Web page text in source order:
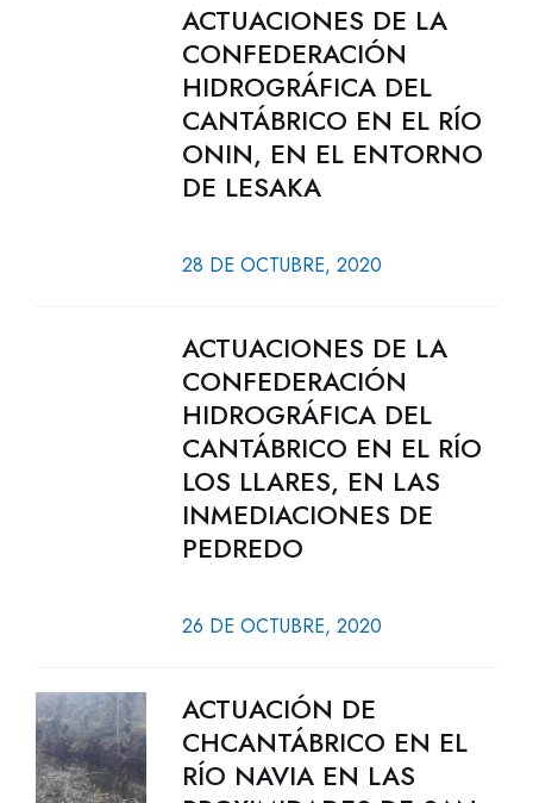
ACTUACIONES DE LA
CONFEDERACIÓN
HIDROGRÁFICA DEL
CANTÁBRICO EN EL RÍO
ONIN, EN EL ENTORNO
DE LESAKA
28 DE OCTUBRE, 2020
ACTUACIONES DE LA
CONFEDERACIÓN
HIDROGRÁFICA DEL
CANTÁBRICO EN EL RÍO
LOS LLARES, EN LAS
INMEDIACIONES DE
PEDREDO
26 DE OCTUBRE, 2020
ACTUACIÓN DE
CHCANTÁBRICO EN EL
RÍO NAVIA EN LAS